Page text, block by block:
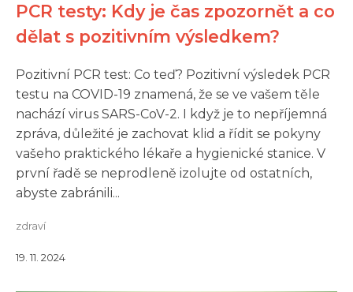
PCR testy: Kdy je čas zpozornět a co
dělat s pozitivním výsledkem?
Pozitivní PCR test: Co teď? Pozitivní výsledek PCR
testu na COVID-19 znamená, že se ve vašem těle
nachází virus SARS-CoV-2. I když je to nepříjemná
zpráva, důležité je zachovat klid a řídit se pokyny
vašeho praktického lékaře a hygienické stanice. V
první řadě se neprodleně izolujte od ostatních,
abyste zabránili...
zdraví
19. 11. 2024